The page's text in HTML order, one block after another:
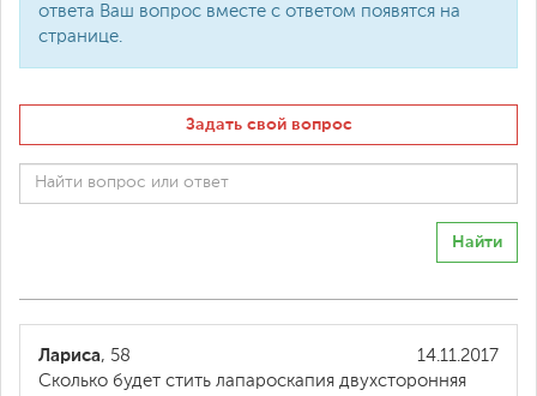
ответа Ваш вопрос вместе с ответом появятся на
странице.
Задать свой вопрос
Найти
14.11.2017
Лариса, 58
Сколько будет стить лапароскапия двухсторонняя